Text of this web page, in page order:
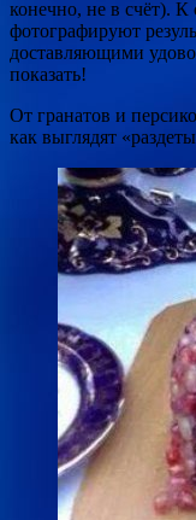
конечно, не в счёт).
фотографируют
доставляющими
показать!
От гранатов и
как выглядят